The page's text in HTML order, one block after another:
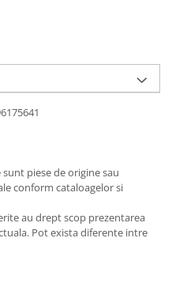
piese de origine sau
conform cataloagelor si
au drept scop prezentarea
Pot exista diferente intre